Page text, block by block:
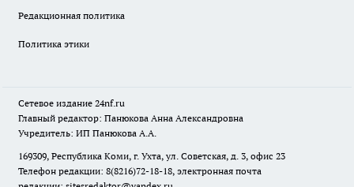
Редакционная политика
Политика этики
Сетевое издание 24nf.ru
Главный редактор: Панюкова Анна Александровна
Учредитель: ИП Панюкова А.А.
169309, Республика Коми, г. Ухта, ул. Советская, д. 3, офис 23
Телефон редакции: 8(8216)72-18-18, электронная почта